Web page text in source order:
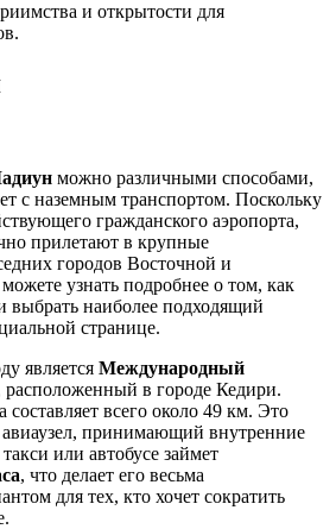
и открытости для
можно различными способами,
с наземным транспортом. Поскольку
гражданского аэропорта,
прилетают в крупные
городов Восточной и
узнать подробнее о том, как
выбрать наиболее подходящий
странице.
является Международный
в городе Кедири.
всего около 49 км. Это
принимающий внутренние
или автобусе займет
, что делает его весьма
для тех, кто хочет сократить